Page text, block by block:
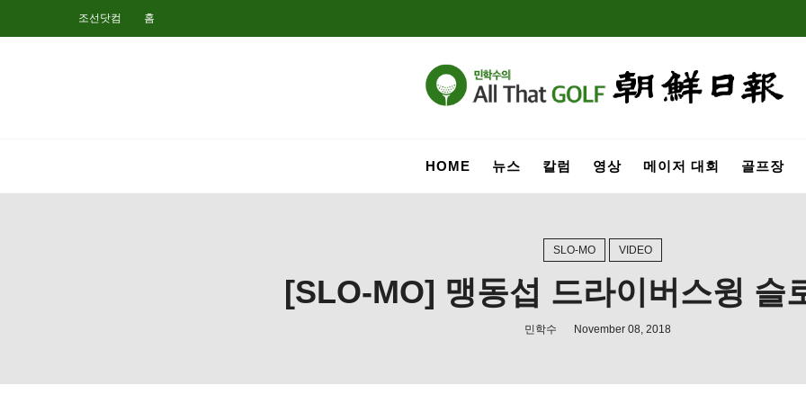
조선닷컴 홈
HOME 뉴스 칼럼 영상 메이저 대회 골프장
SLO-MO VIDEO
[SLO-MO] 맹동섭 드라이버스윙 슬
민학수 November 08, 2018